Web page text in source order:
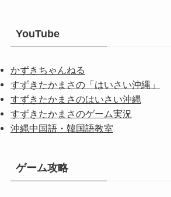
YouTube
かずきちゃんねる
すずきたかまさの「はいさい沖縄」
すずきたかまさのはいさい沖縄
すずきたかまさのゲーム実況
沖縄中国語・韓国語教室
ゲーム攻略